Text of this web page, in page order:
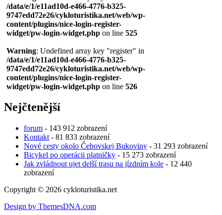
/data/e/1/e11ad10d-e466-4776-b325-
9747edd72e26/cykloturistika.net/web/wp-
content/plugins/nice-login-register-
widget/pw-login-widget.php on line 525
Warning: Undefined array key "register" in
/data/e/1/e11ad10d-e466-4776-b325-
9747edd72e26/cykloturistika.net/web/wp-
content/plugins/nice-login-register-
widget/pw-login-widget.php on line 526
Nejčtenější
forum - 143 912 zobrazení
Kontakt - 81 833 zobrazení
Nové cesty okolo Čebovskej Bukoviny - 31 293 zobrazení
Bicykel po operácii platničky - 15 273 zobrazení
Jak zvládnout ujet delší trasu na jízdním kole - 12 440
zobrazení
Copyright © 2026 cykloturistika.net
Design by ThemesDNA.com